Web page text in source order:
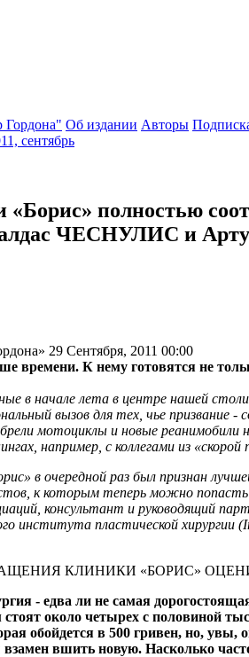
Гордона" Об издании Авторы
сентябрь
полностью
ЧЕСНУЛИС и
29 Сентября, 2011 00:00
времени. К нему готовятся не
в начале лета в центре нашей
вызов для тех, чье призвание
мотоциклы и новые
например, с коллегами из
в очередной раз был признан
к которым теперь можно
консультант и руководящий
института пластической хирургии
КЛИНИКИ «БОРИС»
- едва ли не самая
около четырех с половиной
обойдется в 500 гривен, но,
взамен вшить новую. Насколько